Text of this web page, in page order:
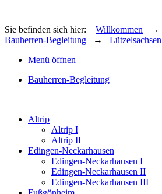
Sie befinden sich hier: Willkommen →
Bauherren-Begleitung → Lützelsachsen
Menü öffnen
Bauherren-Begleitung
Altrip
Altrip I
Altrip II
Edingen-Neckarhausen
Edingen-Neckarhausen I
Edingen-Neckarhausen II
Edingen-Neckarhausen III